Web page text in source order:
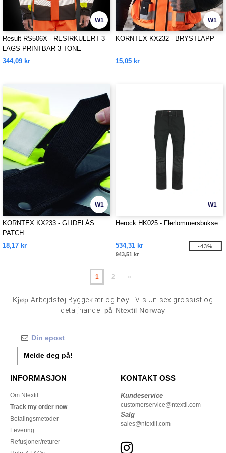
W1
Result RS506X - RESIRKULERT 3-
LAGS PRINTBAR 3-TONE
SIKKERHET SOFTSHELL
344,09 kr
W1
KORNTEX KX232 - BRYSTLAPP
15,05 kr
W1
KORNTEX KX233 - GLIDELÅS
PATCH
18,17 kr
W1
Herock HK025 - Flerlommersbukse
534,31 kr
943,51 kr
-43%
1 2 »
KjøpArbejdstøj Byggeklær og høy - Vis Unisex grossist og
detaljhandel
på Ntextil Norway
Melde deg på!
INFORMASJON
Om Ntextil
Track my order now
Betalingsmetoder
Levering
Refusjoner/returer
KONTAKT OSS
Kundeservice
customerservice@ntextil.com
Salg
sales@ntextil.com